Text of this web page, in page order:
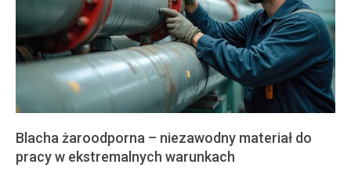
Blacha żaroodporna – niezawodny materiał do
pracy w ekstremalnych warunkach